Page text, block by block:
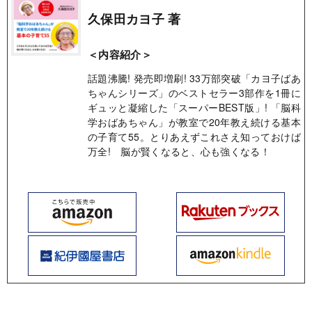
久保田カヨ子 著
＜内容紹介＞
話題沸騰! 発売即増刷! 33万部突破「カヨ子ばあ
ちゃんシリーズ」のベストセラー3部作を1冊に
ギュッと凝縮した「スーパーBEST版」! 「脳科
学おばあちゃん」が教室で20年教え続ける基本
の子育て55。とりあえずこれさえ知っておけば
万全! 脳が賢くなると、心も強くなる！